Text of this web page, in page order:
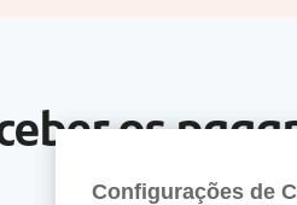
os
Configurações de